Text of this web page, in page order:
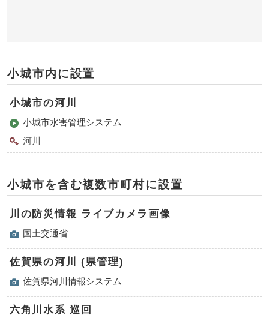
小城市内に設置
小城市の河川
小城市水害管理システム
河川
小城市を含む複数市町村に設置
川の防災情報 ライブカメラ画像
国土交通省
佐賀県の河川 (県管理)
佐賀県河川情報システム
六角川水系 巡回